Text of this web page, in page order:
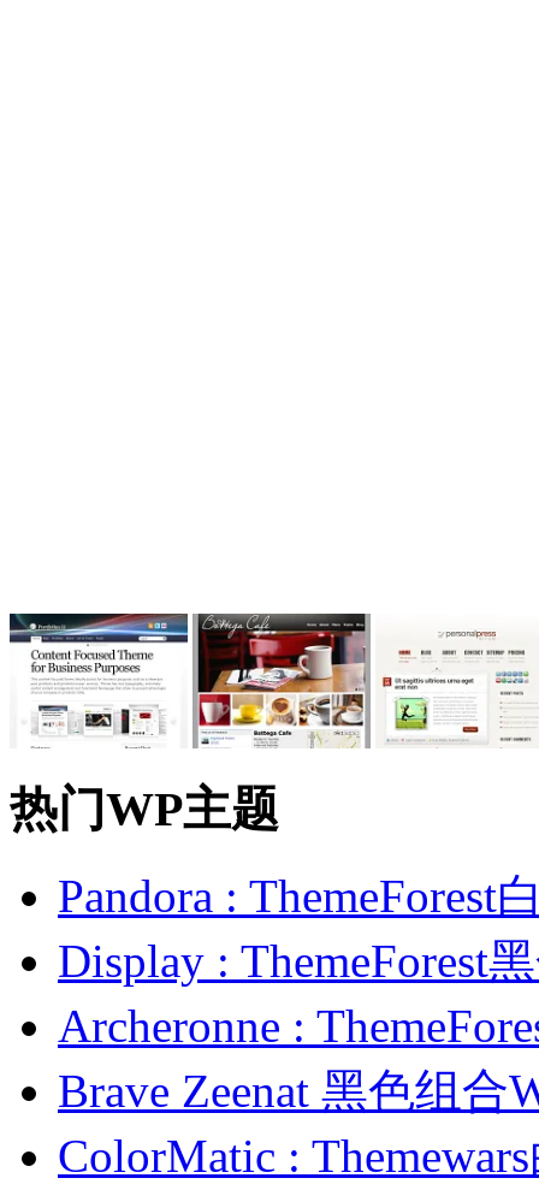
热门WP主题
Pandora : ThemeForest
Display : ThemeForest
Archeronne :
Brave Zeenat 黑色组合
ColorMatic :